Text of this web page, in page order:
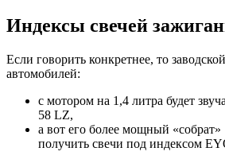
Индексы свечей
Если говорить конкретнее, то
автомобилей:
с мотором на 1,4 литра будет
58 LZ,
а вот его более мощный
получить свечи под индексом